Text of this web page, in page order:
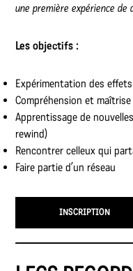
une première expérience de
Les objectifs :
Expérimentation des
Compréhension et
Apprentissage de
rewind)
Rencontrer celleux qui
Faire partie d’un réseau
INSCRIPTION